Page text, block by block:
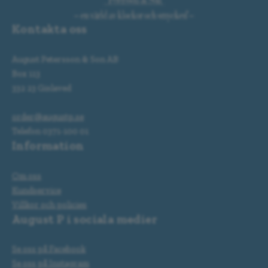
Kontakta oss
August Petersson & Son AB
Box 113
332 23 Gislaved
order@augustp.se
Telefon 0371-100 01
Information
Om oss
Kundservice
Villkor och policies
August P i sociala medier
Se oss på Facebook
Se oss på Instagram